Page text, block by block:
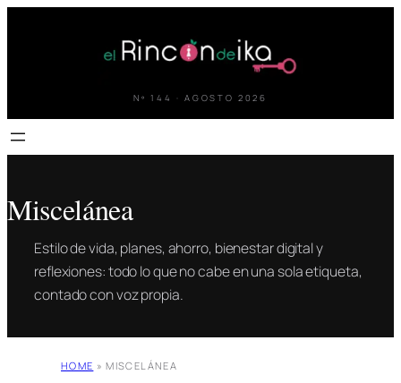
Nº 144 · AGOSTO 2026
Miscelánea
Estilo de vida, planes, ahorro, bienestar digital y
reflexiones: todo lo que no cabe en una sola etiqueta,
contado con voz propia.
HOME » MISCELÁNEA